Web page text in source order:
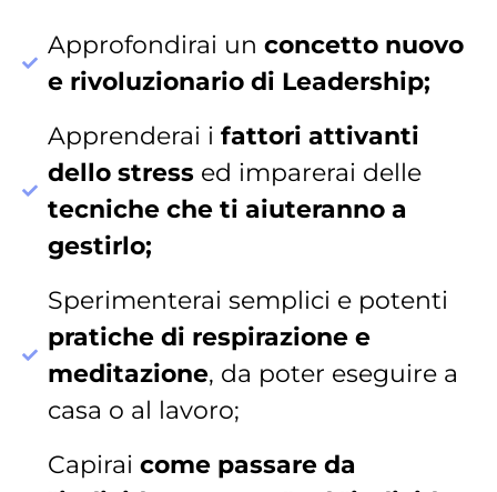
Approfondirai un concetto nuovo
e rivoluzionario di Leadership;
Apprenderai i fattori attivanti
dello stressed imparerai delle
tecniche che ti aiuteranno a
gestirlo;
Sperimenterai semplici e potenti
pratiche di respirazione e
meditazione, da poter eseguire a
casa o al lavoro;
Capirai come passare da